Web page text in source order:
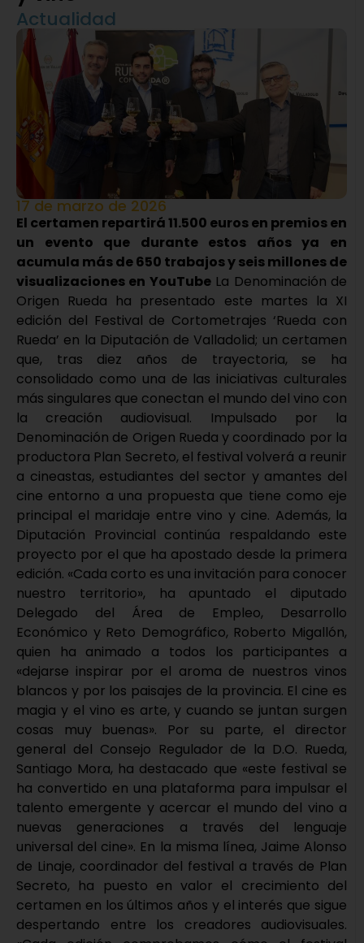
Actualidad
17 de marzo de 2026
El certamen repartirá 11.500 euros en premios en
un evento que durante estos años ya en
acumula más de 650 trabajos y seis millones de
visualizaciones en YouTubeLa Denominación de
Origen Rueda ha presentado este martes la XI
edición del Festival de Cortometrajes ‘Rueda con
Rueda’ en la Diputación de Valladolid; un certamen
que, tras diez años de trayectoria, se ha
consolidado como una de las iniciativas culturales
más singulares que conectan el mundo del vino con
la creación audiovisual. Impulsado por la
Denominación de Origen Rueda y coordinado por la
productora Plan Secreto, el festival volverá a reunir
a cineastas, estudiantes del sector y amantes del
cine entorno a una propuesta que tiene como eje
principal el maridaje entre vino y cine. Además, la
Diputación Provincial continúa respaldando este
proyecto por el que ha apostado desde la primera
edición. «Cada corto es una invitación para conocer
nuestro territorio», ha apuntado el diputado
Delegado del Área de Empleo, Desarrollo
Económico y Reto Demográfico, Roberto Migallón,
quien ha animado a todos los participantes a
«dejarse inspirar por el aroma de nuestros vinos
blancos y por los paisajes de la provincia. El cine es
magia y el vino es arte, y cuando se juntan surgen
cosas muy buenas». Por su parte, el director
general del Consejo Regulador de la D.O. Rueda,
Santiago Mora, ha destacado que «este festival se
ha convertido en una plataforma para impulsar el
talento emergente y acercar el mundo del vino a
nuevas generaciones a través del lenguaje
universal del cine». En la misma línea, Jaime Alonso
de Linaje, coordinador del festival a través de Plan
Secreto, ha puesto en valor el crecimiento del
certamen en los últimos años y el interés que sigue
despertando entre los creadores audiovisuales.